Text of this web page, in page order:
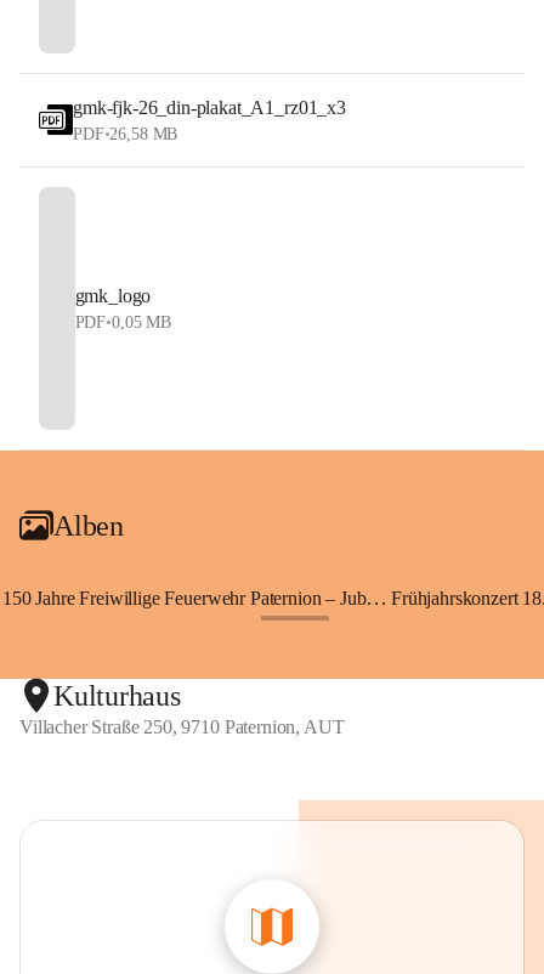
gmk-fjk-26_din-plakat_A1_rz01_x3
PDF•26,58 MB
gmk_logo
PDF•0,05 MB
Alben
150 Jahre Freiwillige Feuerwehr Paternion – Jubiläumsfest Frühjahrskonzert
Kulturhaus
Villacher Straße 250, 9710 Paternion, AUT